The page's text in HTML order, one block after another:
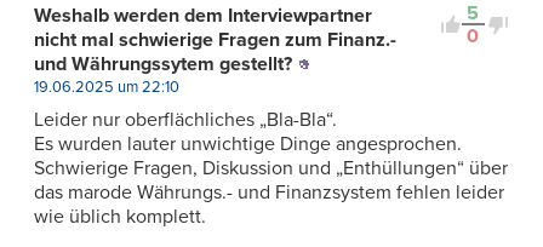
5
0
Weshalb werden dem Interviewpartner
nicht mal schwierige Fragen zum Finanz.-
und Währungssytem gestellt?
19.06.2025 um 22:10
Leider nur oberflächliches „Bla-Bla“.
Es wurden lauter unwichtige Dinge angesprochen.
Schwierige Fragen, Diskussion und „Enthüllungen“ über
das marode Währungs.- und Finanzsystem fehlen leider
wie üblich komplett.